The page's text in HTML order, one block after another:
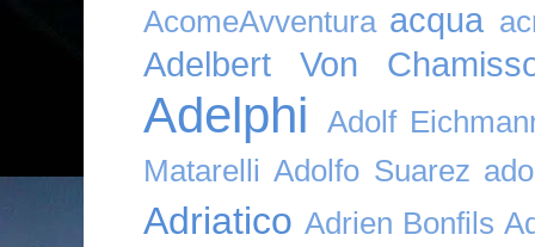
AcomeAvventura acqua
Adelbert Von
Adelphi
Adolf
Matarelli Adolfo Suarez
Adriatico Adrien Bonfils